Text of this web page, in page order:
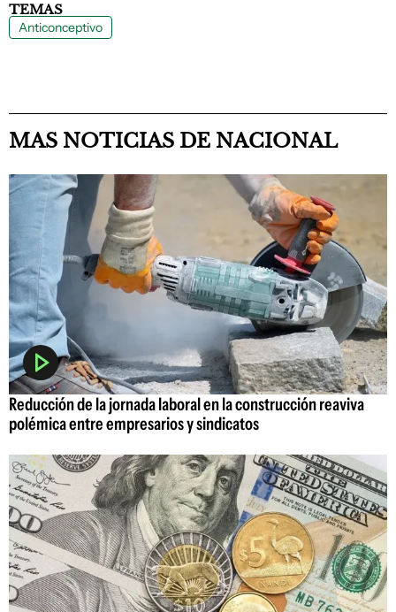
TEMAS
Anticonceptivo
MAS NOTICIAS DE NACIONAL
Reducción de la jornada laboral en la construcción reaviva
polémica entre empresarios y sindicatos